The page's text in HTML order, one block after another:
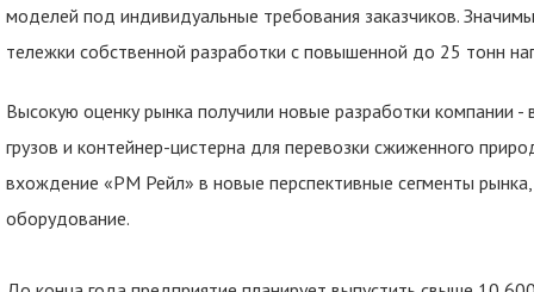
моделей под индивидуальные требования заказчиков.
тележки собственной разработки с повышенной до 25 тонн
Высокую оценку рынка получили новые разработки компании
грузов и контейнер-цистерна для перевозки сжиженного
вхождение «РМ Рейл» в новые перспективные сегменты рынка,
оборудование.